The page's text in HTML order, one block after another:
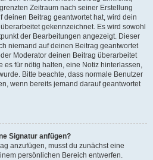
Zeitraum nach seiner Erstellung
deinen Beitrag geantwortet hat, wird dein
gekennzeichnet. Es wird sowohl
der Bearbeitungen angezeigt. Dieser
niemand auf deinen Beitrag geantwortet
Moderator deinen Beitrag überarbeitet
es für nötig halten, eine Notiz hinterlassen,
Bitte beachte, dass normale Benutzer
wenn bereits jemand darauf geantwortet
Signatur anfügen?
anzufügen, musst du zunächst eine
persönlichen Bereich entwerfen.